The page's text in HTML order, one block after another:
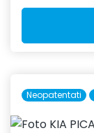
Neopatentati